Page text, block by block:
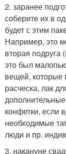
2. заранее
соберите их в
будет с этим
Например, это
вторая подруга
это был
вещей, которые
расческа, лак
конфетки, если
необходимые
люди и пр.
3. накануне